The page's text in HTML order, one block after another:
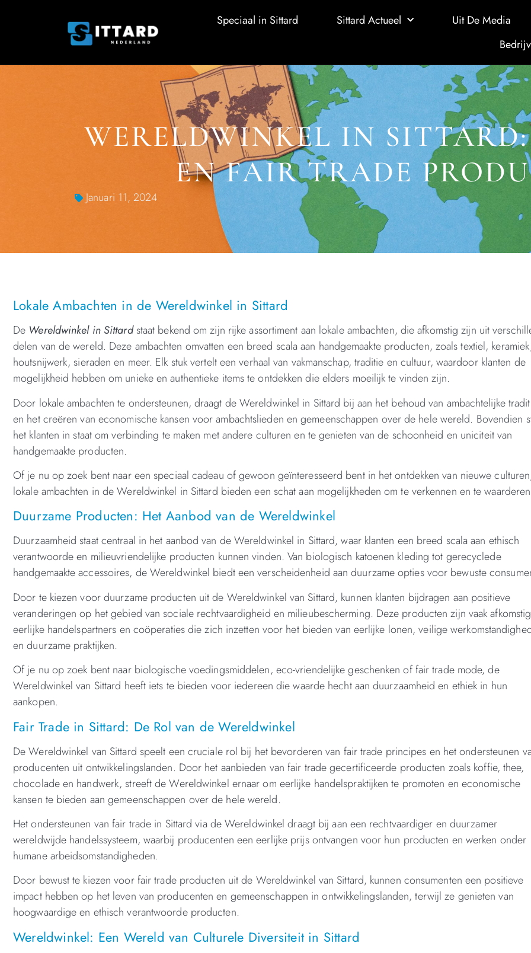
Speciaal in Sittard Sittard Actueel
Uit De Media
WERELDWINKEL IN
EN FAIR TRADE
Januari 11, 2024
Lokale Ambachten in de Wereldwinkel in Sittard
De Wereldwinkel in Sittardstaat bekend om zijn rijke assortiment aan lokale ambachten, die afkomstig zijn uit
delen van de wereld. Deze ambachten omvatten een breed scala aan handgemaakte producten, zoals textiel,
houtsnijwerk, sieraden en meer. Elk stuk vertelt een verhaal van vakmanschap, traditie en cultuur, waardoor klanten de
mogelijkheid hebben om unieke en authentieke items te ontdekken die elders moeilijk te vinden zijn.
Door lokale ambachten te ondersteunen, draagt de Wereldwinkel in Sittard bij aan het behoud van ambachtelijke
en het creëren van economische kansen voor ambachtslieden en gemeenschappen over de hele wereld. Bovendien
het klanten in staat om verbinding te maken met andere culturen en te genieten van de schoonheid en uniciteit van
handgemaakte producten.
Of je nu op zoek bent naar een speciaal cadeau of gewoon geïnteresseerd bent in het ontdekken van nieuwe
lokale ambachten in de Wereldwinkel in Sittard bieden een schat aan mogelijkheden om te verkennen en te
Duurzame Producten: Het Aanbod van de Wereldwinkel
Duurzaamheid staat centraal in het aanbod van de Wereldwinkel in Sittard, waar klanten een breed scala aan ethisch
verantwoorde en milieuvriendelijke producten kunnen vinden. Van biologisch katoenen kleding tot gerecyclede
handgemaakte accessoires, de Wereldwinkel biedt een verscheidenheid aan duurzame opties voor bewuste
Door te kiezen voor duurzame producten uit de Wereldwinkel van Sittard, kunnen klanten bijdragen aan positieve
veranderingen op het gebied van sociale rechtvaardigheid en milieubescherming. Deze producten zijn vaak
eerlijke handelspartners en coöperaties die zich inzetten voor het bieden van eerlijke lonen, veilige
en duurzame praktijken.
Of je nu op zoek bent naar biologische voedingsmiddelen, eco-vriendelijke geschenken of fair trade mode, de
Wereldwinkel van Sittard heeft iets te bieden voor iedereen die waarde hecht aan duurzaamheid en ethiek in hun
aankopen.
Fair Trade in Sittard: De Rol van de Wereldwinkel
De Wereldwinkel van Sittard speelt een cruciale rol bij het bevorderen van fair trade principes en het ondersteunen
producenten uit ontwikkelingslanden. Door het aanbieden van fair trade gecertificeerde producten zoals koffie, thee,
chocolade en handwerk, streeft de Wereldwinkel ernaar om eerlijke handelspraktijken te promoten en economische
kansen te bieden aan gemeenschappen over de hele wereld.
Het ondersteunen van fair trade in Sittard via de Wereldwinkel draagt bij aan een rechtvaardiger en duurzamer
wereldwijde handelssysteem, waarbij producenten een eerlijke prijs ontvangen voor hun producten en werken onder
humane arbeidsomstandigheden.
Door bewust te kiezen voor fair trade producten uit de Wereldwinkel van Sittard, kunnen consumenten een positieve
impact hebben op het leven van producenten en gemeenschappen in ontwikkelingslanden, terwijl ze genieten van
hoogwaardige en ethisch verantwoorde producten.
Wereldwinkel: Een Wereld van Culturele Diversiteit in Sittard